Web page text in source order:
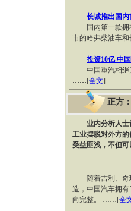
长城推出国
国内第一款拥有
市的哈弗柴油车
投资10亿 中
中国重汽相
…… [全文]
正方
业内分析人
工业摆脱对外方
受益匪浅，不但
随着吉利、奇瑞
造，中国汽车拥
向完整。 ……[全